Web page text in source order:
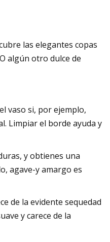
las elegantes copas
algún otro dulce de
vaso si, por ejemplo,
Limpiar el borde ayuda y
y obtienes una
agave-y amargo es
de la evidente sequedad
y carece de la